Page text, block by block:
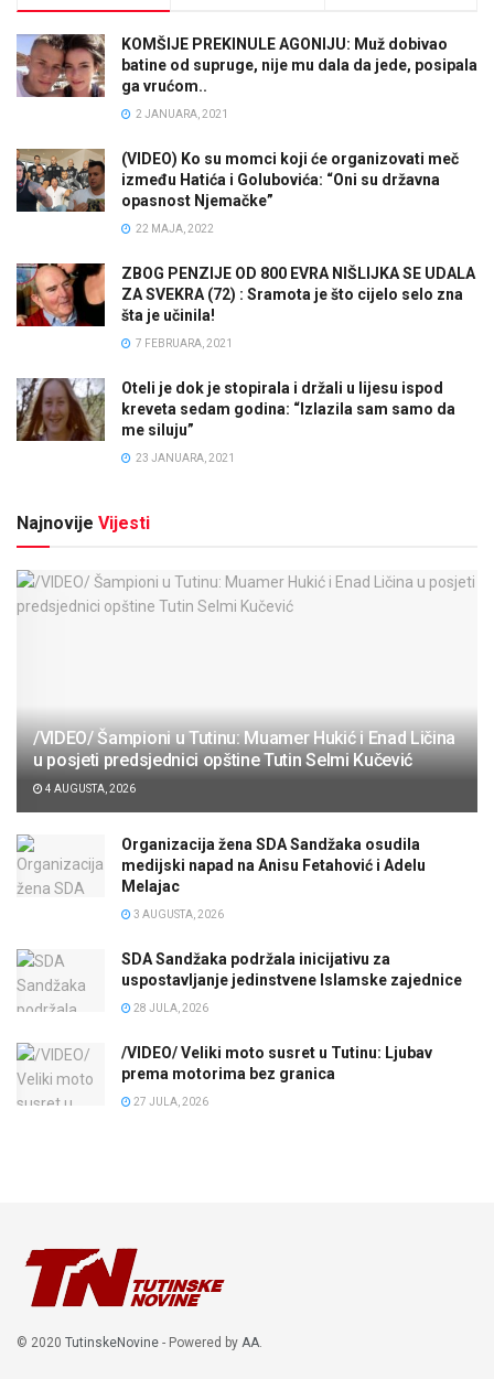
KOMŠIJE PREKINULE AGONIJU: Muž dobivao
batine od supruge, nije mu dala da jede, posipala
ga vrućom..
2 JANUARA, 2021
(VIDEO) Ko su momci koji će organizovati meč
između Hatića i Golubovića: “Oni su državna
opasnost Njemačke”
22 MAJA, 2022
ZBOG PENZIJE OD 800 EVRA NIŠLIJKA SE UDALA
ZA SVEKRA (72) : Sramota je što cijelo selo zna
šta je učinila!
7 FEBRUARA, 2021
Oteli je dok je stopirala i držali u lijesu ispod
kreveta sedam godina: “Izlazila sam samo da
me siluju”
23 JANUARA, 2021
Najnovije Vijesti
/VIDEO/ Šampioni u Tutinu: Muamer Hukić i Enad Ličina
u posjeti predsjednici opštine Tutin Selmi Kučević
4 AUGUSTA, 2026
Organizacija žena SDA Sandžaka osudila
medijski napad na Anisu Fetahović i Adelu
Melajac
3 AUGUSTA, 2026
SDA Sandžaka podržala inicijativu za
uspostavljanje jedinstvene Islamske zajednice
28 JULA, 2026
/VIDEO/ Veliki moto susret u Tutinu: Ljubav
prema motorima bez granica
27 JULA, 2026
© 2020 TutinskeNovine - Powered by AA.